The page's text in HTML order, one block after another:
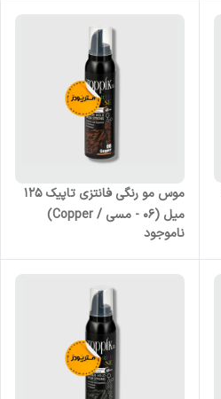
موس مو رنگی فانتزی تاپیک 125
میل (06 - مسی / Copper)
ناموجود